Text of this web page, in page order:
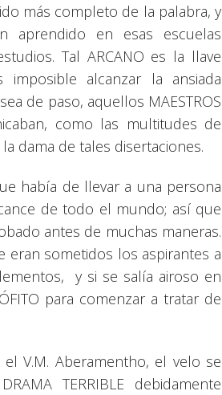
más completo de la palabra, y
aprendido en esas escuelas
Tal ARCANO es la llave
alcanzar la ansiada
de paso, aquellos MAESTROS
como las multitudes de
dama de tales disertaciones.
había de llevar a una persona
de todo el mundo; así que
antes de muchas maneras.
eran sometidos los aspirantes a
y si se salía airoso en
para comenzar a tratar de
V.M. Aberamentho, el velo se
TERRIBLE debidamente